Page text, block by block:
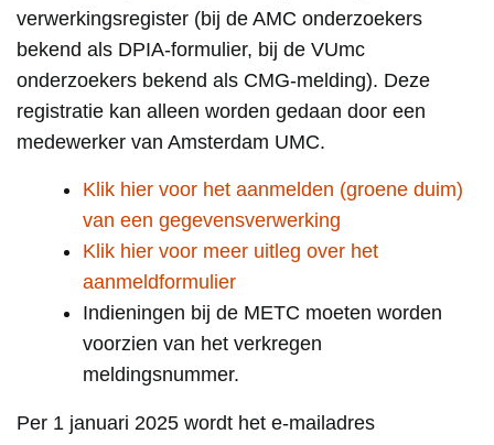
verwerkingsregister (bij de AMC onderzoekers
bekend als DPIA-formulier, bij de VUmc
onderzoekers bekend als CMG-melding). Deze
registratie kan alleen worden gedaan door een
medewerker van Amsterdam UMC.
Klik hier voor het aanmelden (groene duim)
van een gegevensverwerking
Klik hier voor meer uitleg over het
aanmeldformulier
Indieningen bij de METC moeten worden
voorzien van het verkregen
meldingsnummer.
Per 1 januari 2025 wordt het e-mailadres